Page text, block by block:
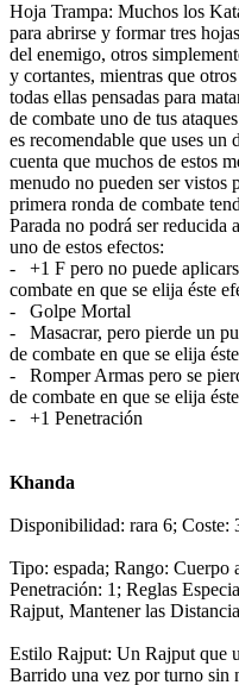
Hoja Trampa: Muchos los
para abrirse y formar tres
del enemigo, otros
y cortantes, mientras que
todas ellas pensadas para
de combate uno de tus
es recomendable que uses un
cuenta que muchos de estos
menudo no pueden ser vistos
primera ronda de combate
Parada no podrá ser reducida
uno de estos efectos:
- +1 F pero no puede
combate en que se elija éste
- Golpe Mortal
- Masacrar, pero pierde un
de combate en que se elija
- Romper Armas pero se
de combate en que se elija
- +1 Penetración
Khanda
Disponibilidad: rara 6; Coste:
Tipo: espada; Rango: Cuerpo
Penetración: 1; Reglas
Rajput, Mantener las
Estilo Rajput: Un Rajput que
Barrido una vez por turno sin